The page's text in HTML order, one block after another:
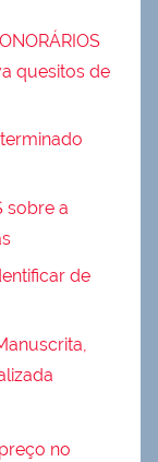
quesitos de
sobre a
de
no